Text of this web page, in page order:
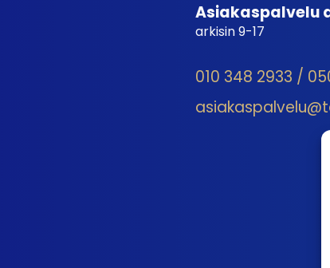
Asiakaspalvelu
arkisin 9-17
010 348 2933 /